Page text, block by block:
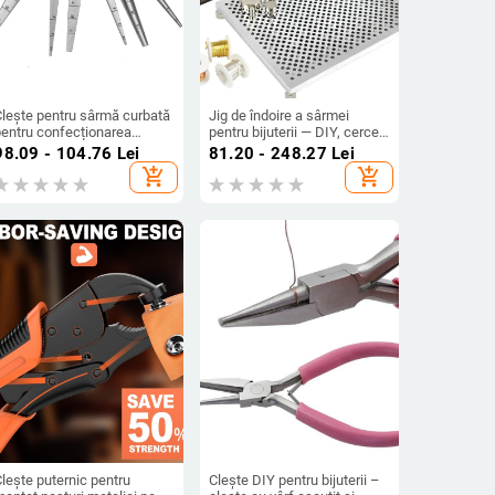
pentru sârmă curbată
confecționarea
– unealtă DIY
pentru îndoirea sârmei
2024)
- 104.76 Lei
add_shopping_cart
Jig de îndoire a sârmei
pentru bijuterii — DIY, cercei
și ac de păr din sârma aurie,
argintie și cupru, placă de
modelare
81.20 - 248.27 Lei
add_shopping_cart
puternic pentru
Clește DIY pentru bijuterii –